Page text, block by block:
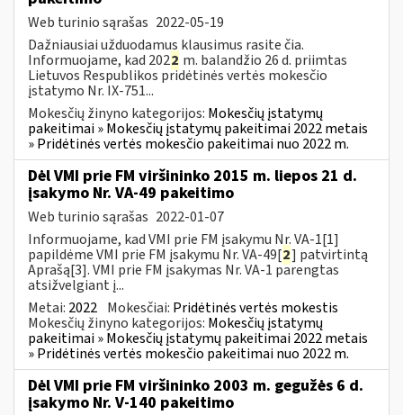
Web turinio sąrašas 2022-05-19
Dažniausiai užduodamus klausimus rasite čia.
Informuojame, kad 2022 m. balandžio 26 d. priimtas
Lietuvos Respublikos pridėtinės vertės mokesčio
įstatymo Nr. IX-751...
Mokesčių žinyno kategorijos: Mokesčių įstatymų
pakeitimai » Mokesčių įstatymų pakeitimai 2022 metais
» Pridėtinės vertės mokesčio pakeitimai nuo 2022 m.
Dėl VMI prie FM viršininko 2015 m. liepos 21 d.
įsakymo Nr. VA-49 pakeitimo
Web turinio sąrašas 2022-01-07
Informuojame, kad VMI prie FM įsakymu Nr. VA-1[1]
papildėme VMI prie FM įsakymu Nr. VA-49[2] patvirtintą
Aprašą[3]. VMI prie FM įsakymas Nr. VA-1 parengtas
atsižvelgiant į...
Metai: 2022 Mokesčiai: Pridėtinės vertės mokestis
Mokesčių žinyno kategorijos: Mokesčių įstatymų
pakeitimai » Mokesčių įstatymų pakeitimai 2022 metais
» Pridėtinės vertės mokesčio pakeitimai nuo 2022 m.
Dėl VMI prie FM viršininko 2003 m. gegužės 6 d.
įsakymo Nr. V-140 pakeitimo